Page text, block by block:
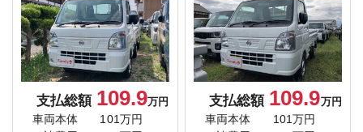
支払総額 109.9万円
車両本体
101万円
支払総額 109.9万円
車両本体
101万円